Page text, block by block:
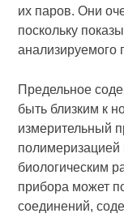
их паров. Они
поскольку
анализируемого
Предельное
быть близким к
измерительный
полимеризацией
биологическим
прибора может
соединений,